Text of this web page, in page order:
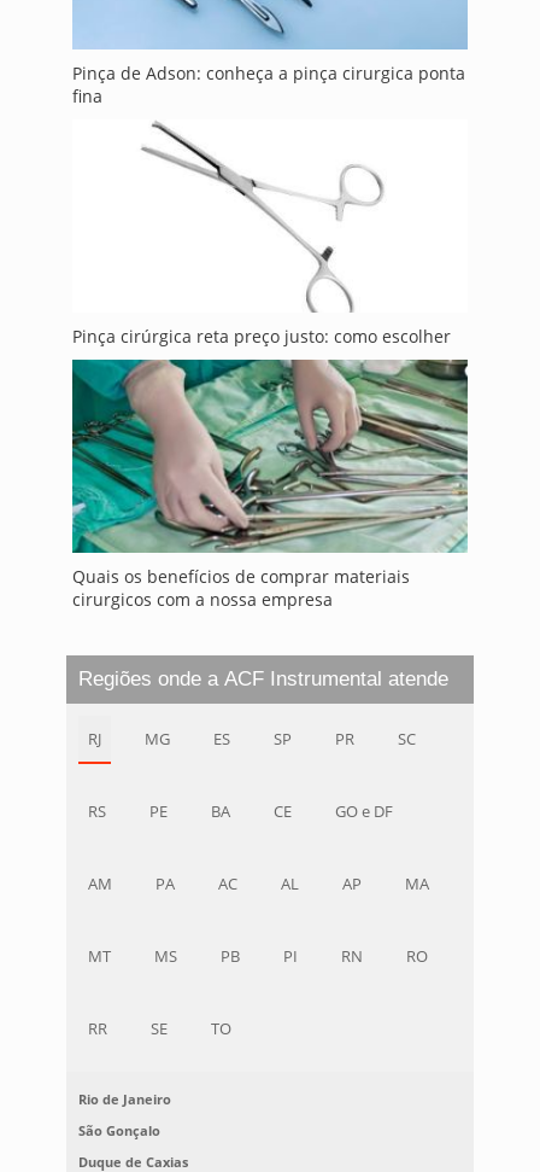
Pinça de Adson: conheça a pinça cirurgica ponta
fina
Pinça cirúrgica reta preço justo: como escolher
Quais os benefícios de comprar materiais
cirurgicos com a nossa empresa
Regiões onde a ACF Instrumental atende
RJ MG ES SP PR SC
RS PE BA CE GO e DF
AM PA AC AL AP MA
MT MS PB PI RN RO
RR SE TO
Rio de Janeiro
São Gonçalo
Duque de Caxias